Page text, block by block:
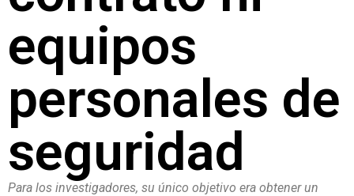
equipos
personales de
seguridad
Para los investigadores, su único objetivo era obtener un